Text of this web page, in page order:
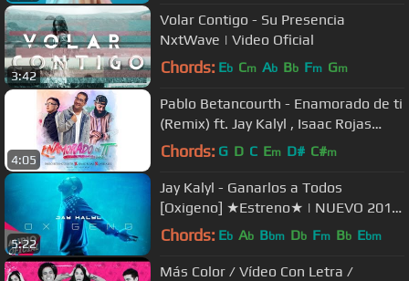
3:42
Volar Contigo - Su Presencia
NxtWave | Video Oficial
Chords: Eb Cm Ab Bb Fm Gm
4:05
Pablo Betancourth - Enamorado de ti
(Remix) ft. Jay Kalyl , Isaac Rojas
(VIDEOLETRAS)
Chords: G D C Em D# C#m
5:22
Jay Kalyl - Ganarlos a Todos
[Oxigeno] ★Estreno★ | NUEVO 2016
HD
Chords: Eb Ab Bbm Db Fm Bb Ebm
Más Color / Vídeo Con Letra /